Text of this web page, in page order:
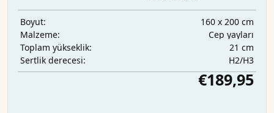
Boyut:
160 x 200 cm
Malzeme:
Cep yayları
Toplam yükseklik:
21 cm
Sertlik derecesi:
H2/H3
€189,95